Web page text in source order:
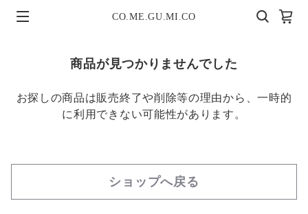
CO.ME.GU.MI.CO
商品が見つかりませんでした
お探しの商品は販売終了や削除等の理由から、一時的
に利用できない可能性があります。
ショップへ戻る